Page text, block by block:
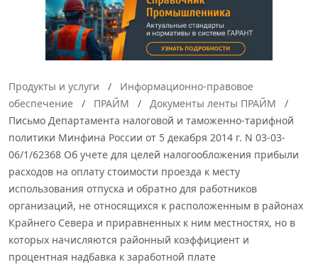
Продукты и услуги
Информационно-правовое
обеспечение
ПРАЙМ
Документы ленты ПРАЙМ
Письмо Департамента налоговой и таможенно-тарифной
политики Минфина России от 5 декабря 2014 г. N 03-03-
06/1/62368 Об учете для целей налогообложения прибыли
расходов на оплату стоимости проезда к месту
использования отпуска и обратно для работников
организаций, не относящихся к расположенным в районах
Крайнего Севера и приравненных к ним местностях, но в
которых начисляются районный коэффициент и
процентная надбавка к заработной плате